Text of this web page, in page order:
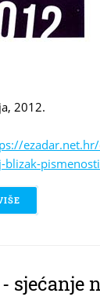
2012.
blizak-
sjećanje